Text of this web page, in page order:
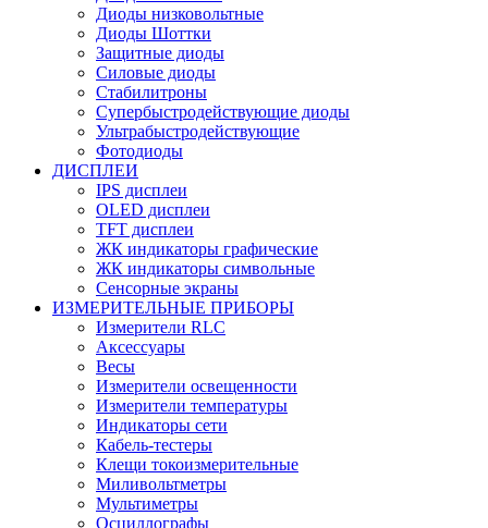
Диоды низковольтные
Диоды Шоттки
Защитные диоды
Силовые диоды
Стабилитроны
Супербыстродействующие диоды
Ультрабыстродействующие
Фотодиоды
ДИСПЛЕИ
IPS дисплеи
OLED дисплеи
TFT дисплеи
ЖК индикаторы графические
ЖК индикаторы символьные
Сенсорные экраны
ИЗМЕРИТЕЛЬНЫЕ ПРИБОРЫ
Измерители RLC
Аксессуары
Весы
Измерители освещенности
Измерители температуры
Индикаторы сети
Кабель-тестеры
Клещи токоизмерительные
Миливольтметры
Мультиметры
Осциллографы